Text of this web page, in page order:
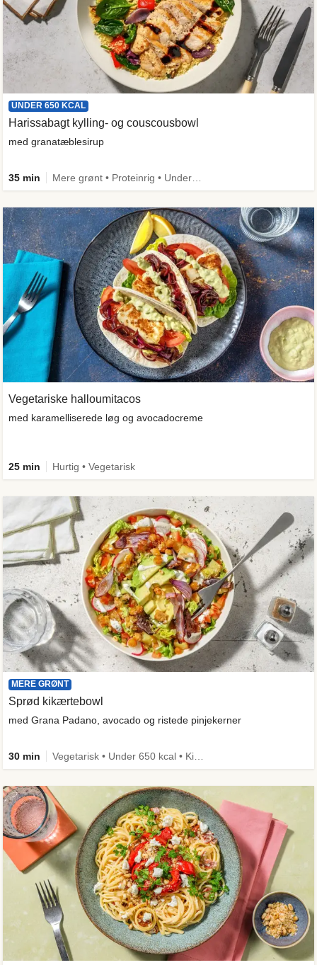
UNDER 650 KCAL
Harissabagt kylling- og couscousbowl
med granatæblesirup
35 min
Vegetariske halloumitacos
med karamelliserede løg og avocadocreme
25 min Hurtig • Vegetarisk
MERE GRØNT
Sprød kikærtebowl
med Grana Padano, avocado og ristede pinjekerner
30 min